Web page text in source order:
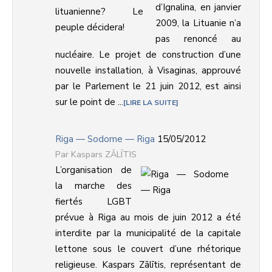
d’Ignalina, en janvier
2009, la Lituanie n’a
pas renoncé au
nucléaire. Le projet de construction d’une
nouvelle installation, à Visaginas, approuvé
par le Parlement le 21 juin 2012, est ainsi
sur le point de ... LIRE LA SUITE
Riga — Sodome — Riga 15/05/2012
Kaspars ZĀLĪTIS
L’organisation de
la marche des
fiertés LGBT
prévue à Riga au mois de juin 2012 a été
interdite par la municipalité de la capitale
lettone sous le couvert d’une rhétorique
religieuse. Kaspars Zālītis, représentant de